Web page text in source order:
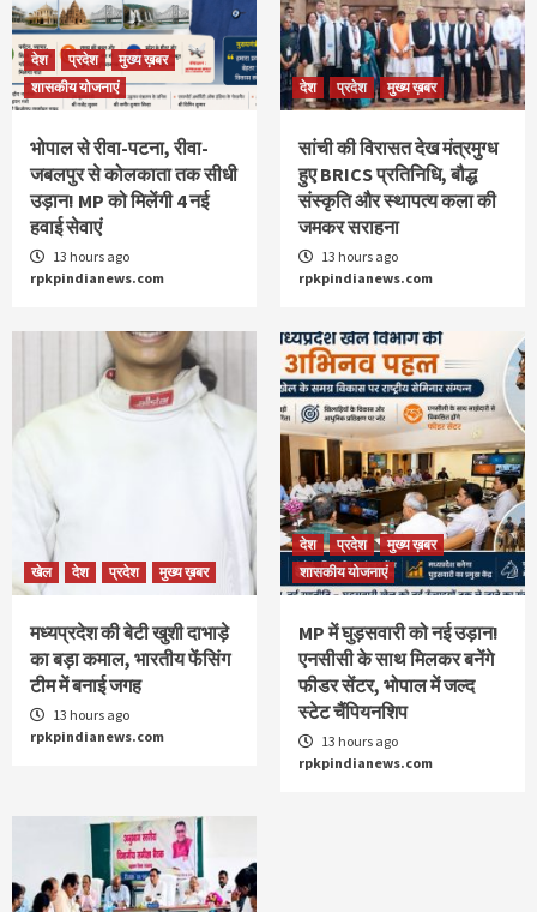
देश प्रदेश
मुख्य ख़बर
शासकीय योजनाएं
भोपाल से रीवा-पटना, रीवा-
जबलपुर से कोलकाता तक सीधी
उड़ान! MP को मिलेंगी 4 नई
हवाई सेवाएं
13 hours ago
rpkpindianews.com
देश प्रदेश मुख्य ख़बर
सांची की विरासत देख मंत्रमुग्ध
हुए BRICS प्रतिनिधि, बौद्ध
संस्कृति और स्थापत्य कला की
जमकर सराहना
13 hours ago
rpkpindianews.com
खेल देश प्रदेश मुख्य ख़बर
मध्यप्रदेश की बेटी खुशी दाभाड़े
का बड़ा कमाल, भारतीय फेंसिंग
टीम में बनाई जगह
13 hours ago
rpkpindianews.com
देश प्रदेश
मुख्य ख़बर
शासकीय योजनाएं
MP में घुड़सवारी को नई उड़ान!
एनसीसी के साथ मिलकर बनेंगे
फीडर सेंटर, भोपाल में जल्द
स्टेट चैंपियनशिप
13 hours ago
rpkpindianews.com